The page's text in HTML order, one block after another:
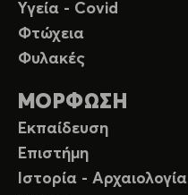
Υγεία - Covid
Φτώχεια
Φυλακές
ΜΟΡΦΩΣΗ
Εκπαίδευση
Επιστήμη
Ιστορία - Αρχαιολογία